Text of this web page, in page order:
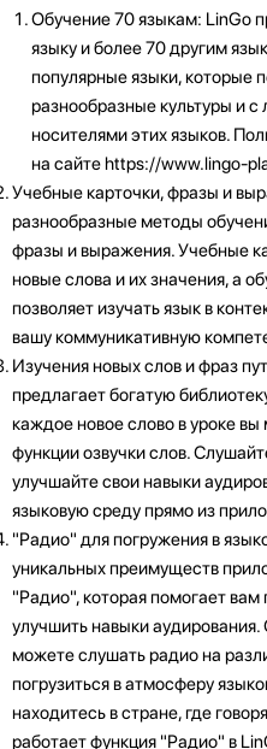
Обучение 70 языкам: LinGo
языку и более 70 другим
популярные языки, которые
разнообразные культуры и с
носителями этих языков.
на сайте https://www.lingo-
Учебные карточки, фразы и
разнообразные методы
фразы и выражения. Учебные
новые слова и их значения, а
позволяет изучать язык в
вашу коммуникативную
Изучения новых слов и фраз
предлагает богатую
каждое новое слово в уроке
функции озвучки слов.
улучшайте свои навыки
языковую среду прямо из
"Радио" для погружения в
уникальных преимуществ
"Радио", которая помогает вам
улучшить навыки
можете слушать радио на
погрузиться в атмосферу
находитесь в стране, где
работает функция "Радио" в